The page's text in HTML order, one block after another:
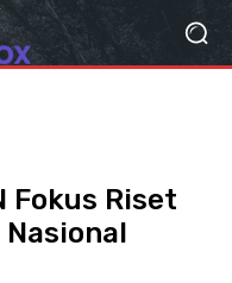
Fokus Riset